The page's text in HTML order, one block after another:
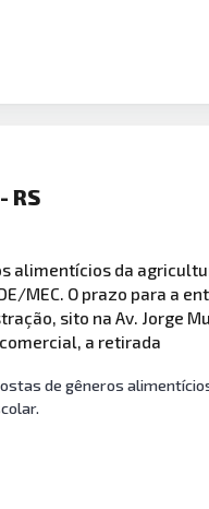
RS
alimentícios da
MEC. O prazo para a
sito na Av. Jorge
a retirada
de gêneros